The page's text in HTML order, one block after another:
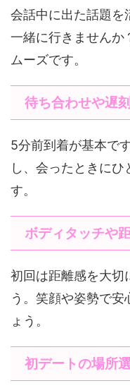
会話中に出た話題
一緒に行きませんか
ムーズです。
待ち合わせや遅
5分前到着が基本で
し、会ったときに
す。
ボディタッチや
初回は距離感を大切
う。笑顔や姿勢で安
ょう。
初デートの場所